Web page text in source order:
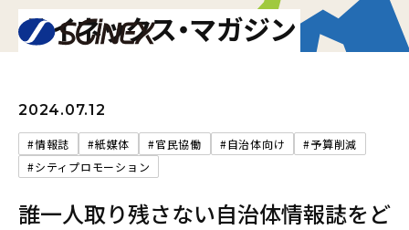
サイネックス・マガジン
2024.07.12
#情報誌 #紙媒体 #官民協働 #自治体向け
#予算削減
#シティプロモーション
誰一人取り残さない自治体情報誌をど